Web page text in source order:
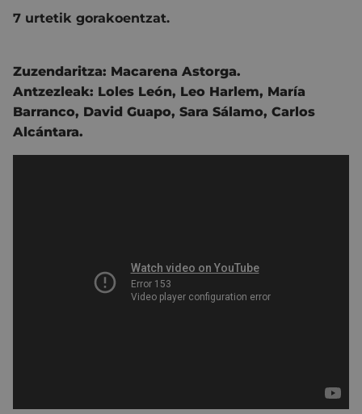
7 urtetik gorakoentzat.
Zuzendaritza: Macarena Astorga.
Antzezleak: Loles León, Leo Harlem, María
Barranco, David Guapo, Sara Sálamo, Carlos
Alcántara.